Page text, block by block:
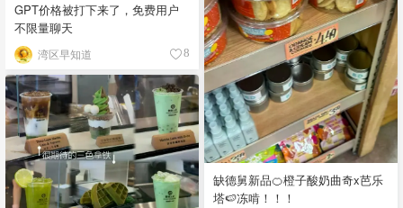
GPT价格被打下来了，免费用户
不限量聊天
湾区早知道 8
缺德舅新品🍊橙子酸奶曲奇x芭乐
塔🍉冻啃！！！